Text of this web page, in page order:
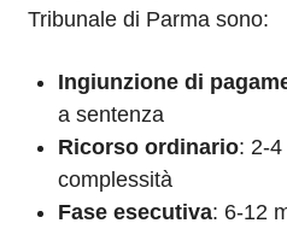
Tribunale di Parma sono:
Ingiunzione di
a sentenza
Ricorso ordinario: 2-
complessità
Fase esecutiva: 6-12